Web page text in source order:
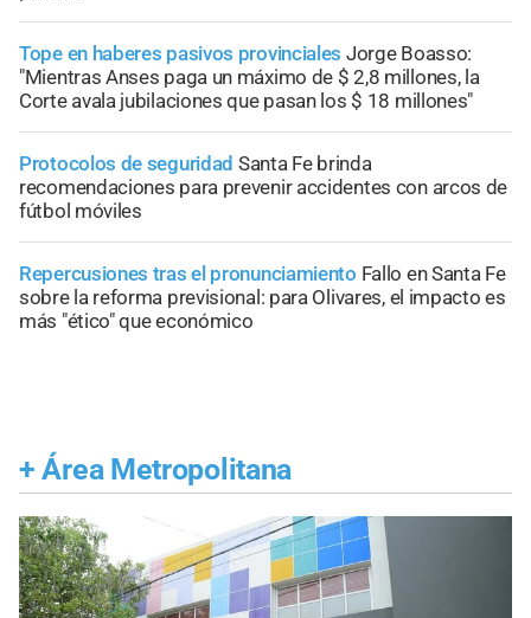
Tope en haberes pasivos provinciales Jorge Boasso:
"Mientras Anses paga un máximo de $ 2,8 millones, la
Corte avala jubilaciones que pasan los $ 18 millones"
Protocolos de seguridad Santa Fe brinda
recomendaciones para prevenir accidentes con arcos de
fútbol móviles
Repercusiones tras el pronunciamiento Fallo en Santa Fe
sobre la reforma previsional: para Olivares, el impacto es
más "ético" que económico
+ Área Metropolitana